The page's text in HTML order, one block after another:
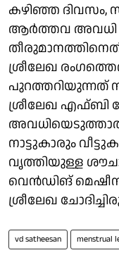
കഴിഞ്ഞ ദിവസം,
ആർത്തവ അവധി
ശ്രീലേഖ
പുറത്തറിയുന്നത്
ശ്രീലേഖ എഫ്ബി
നാട്ടുകാരും
വൃത്തിയുള്ള
വെൻഡിങ്
ശ്രീലേഖ
vd satheesan menstrual